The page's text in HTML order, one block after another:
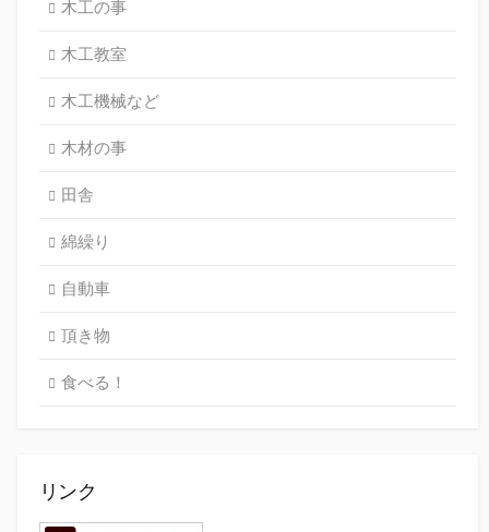
木工の事
木工教室
木工機械など
木材の事
田舎
綿繰り
自動車
頂き物
食べる！
リンク